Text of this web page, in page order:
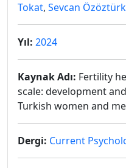
Tokat, Sevcan Özöztürk
Yıl: 2024
Kaynak Adı: Fertility
scale: development
Turkish women and
Dergi: Current